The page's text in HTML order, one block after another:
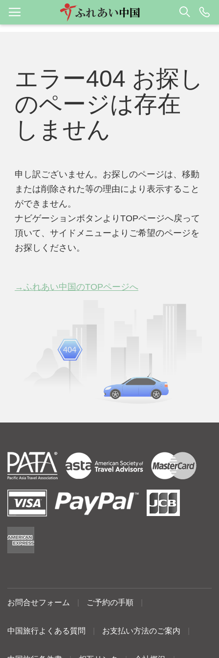
エラー404 お探し
のページは存在
しません
申し訳ございません。お探しのページは、移動
または削除された等の理由により表示すること
ができません。
ナビゲーションボタンよりTOPページへ戻って
頂いて、サイドメニューよりご希望のページを
お探しください。
→ふれあい中国のTOPページへ
お問合せフォーム ご予約の手順
中国旅行よくある質問 お支払い方法のご案内